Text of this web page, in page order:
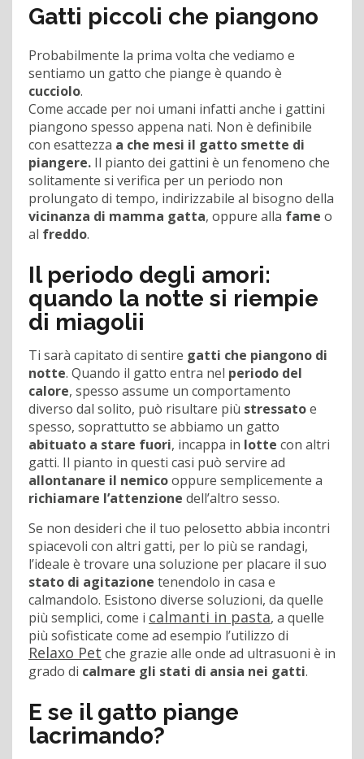
Gatti piccoli che piangono
Probabilmente la prima volta che vediamo e
sentiamo un gatto che piange è quando è
cucciolo.
Come accade per noi umani infatti anche i gattini
piangono spesso appena nati. Non è definibile
con esattezza a che mesi il gatto smette di
piangere. Il pianto dei gattini è un fenomeno che
solitamente si verifica per un periodo non
prolungato di tempo, indirizzabile al bisogno della
vicinanza di mamma gatta, oppure alla fame o
al freddo.
Il periodo degli amori:
quando la notte si riempie
di miagolii
Ti sarà capitato di sentire gatti che piangono di
notte. Quando il gatto entra nel periodo del
calore, spesso assume un comportamento
diverso dal solito, può risultare più stressatoe
spesso, soprattutto se abbiamo un gatto
abituato a stare fuori, incappa in lotte con altri
gatti. Il pianto in questi casi può servire ad
allontanare il nemicooppure semplicemente a
richiamare l’attenzione dell’altro sesso.
Se non desideri che il tuo pelosetto abbia incontri
spiacevoli con altri gatti, per lo più se randagi,
l’ideale è trovare una soluzione per placare il suo
stato di agitazione tenendolo in casa e
calmandolo. Esistono diverse soluzioni, da quelle
più semplici, come i calmanti in pasta, a quelle
più sofisticate come ad esempio l’utilizzo di
Relaxo Pet che grazie alle onde ad ultrasuoni è in
grado di calmare gli stati di ansia nei gatti.
E se il gatto piange
lacrimando?